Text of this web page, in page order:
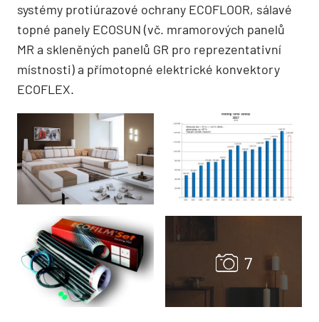
systémy protiúrazové ochrany ECOFLOOR, sálavé
topné panely ECOSUN (vč. mramorových panelů
MR a skleněných panelů GR pro reprezentativní
místnosti) a přímotopné elektrické konvektory
ECOFLEX.